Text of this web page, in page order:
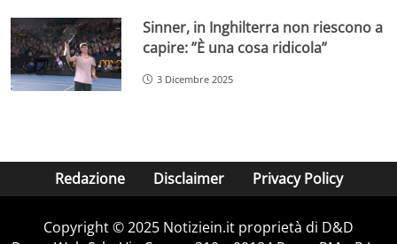
Sinner, in Inghilterra non riescono a
capire: ”È una cosa ridicola”
3 Dicembre 2025
Redazione Disclaimer Privacy Policy
Copyright © 2025 Notiziein.it proprietà di D&D